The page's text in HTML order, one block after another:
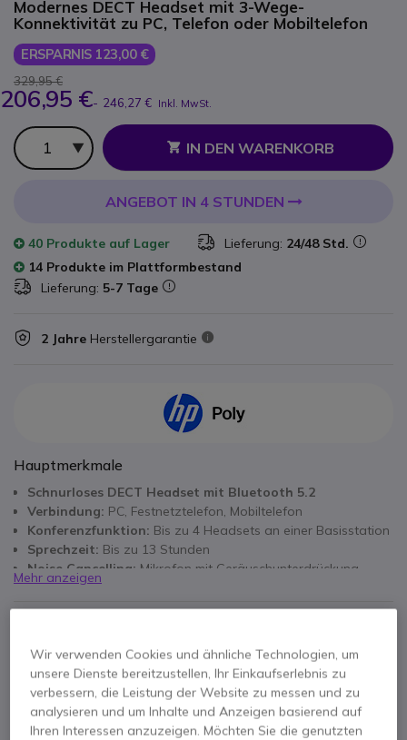
Modernes DECT Headset mit 3-Wege-
Konnektivität zu PC, Telefon oder Mobiltelefon
ERSPARNIS 123,00 €
329,95 €
206,95 €- 246,27 € Inkl. MwSt.
Anzahl
IN DEN WARENKORB
ANGEBOT IN 4 STUNDEN
40 Produkte auf Lager Lieferung: 24/48 Std.
14 Produkte im Plattformbestand
Lieferung: 5-7 Tage
2 Jahre Herstellergarantie
Hauptmerkmale
Schnurloses DECT Headset mit Bluetooth 5.2
Verbindung: PC, Festnetztelefon, Mobiltelefon
Konferenzfunktion: Bis zu 4 Headsets an einer Basisstation
Sprechzeit: Bis zu 13 Stunden
Noise Cancelling: Mikrofon mit Geräuschunterdrückung
SoundGuard DIGITAL:
Lautstärkespitzen
Zertifiziert:für Microsoft Teams
Mehr anzeigen
1x Headset SAVI 8410 Office Mono Teams
1x Basisstation
Wir verwenden Cookies und ähnliche Technologien, um
unsere Dienste bereitzustellen, Ihr Einkaufserlebnis zu
verbessern, die Leistung der Website zu messen und zu
analysieren und um Inhalte und Anzeigen basierend auf
Ihren Interessen anzuzeigen. Möchten Sie die genutzten